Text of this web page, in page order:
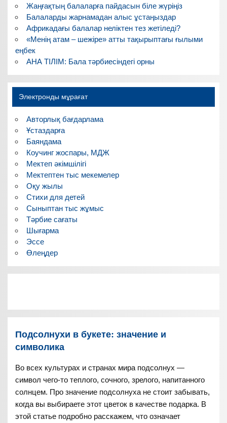
Жаңғақтың балаларға пайдасын біле жүріңіз
Балаларды жарнамадан алыс ұстаңыздар
Африкадағы балалар неліктен тез жетіледі?
«Менің атам – шежіре» атты тақырыптағы ғылыми
еңбек
АНА ТІЛІМ: Бала тәрбиесіндегі орны
Электронды мұрағат
Авторлық бағдарлама
Ұстаздарға
Баяндама
Коучинг жоспары, МДЖ
Мектеп әкімшілігі
Мектептен тыс мекемелер
Оқу жылы
Стихи для детей
Сыныптан тыс жұмыс
Тәрбие сағаты
Шығарма
Эссе
Өлеңдер
Подсолнухи в букете: значение и
символика
Во всех культурах и странах мира подсолнух —
символ чего-то теплого, сочного, зрелого, напитанного
солнцем. Про значение подсолнуха не стоит забывать,
когда вы выбираете этот цветок в качестве подарка. В
этой статье подробно расскажем, что означает